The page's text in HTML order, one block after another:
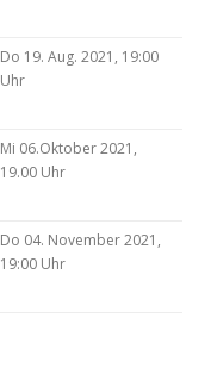
Do 19. Aug. 2021, 19:00
Uhr
Mi 06.Oktober 2021,
19.00 Uhr
Do 04. November 2021,
19:00 Uhr